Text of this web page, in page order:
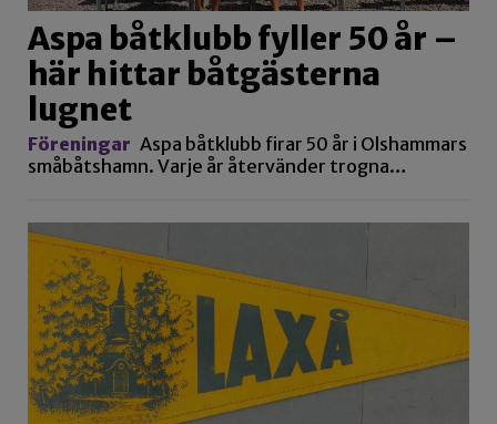
Aspa båtklubb fyller 50 år –
här hittar båtgästerna
lugnet
Föreningar Aspa båtklubb firar 50 år i Olshammars
småbåtshamn. Varje år återvänder trogna…